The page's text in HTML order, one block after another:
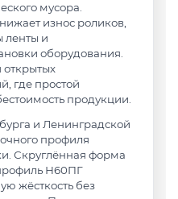
мусора.
износ роликов,
ленты и
оборудования.
открытых
где простой
продукции.
и Ленинградской
профиля
Скруглённая форма
Н60ПГ
жёсткость без